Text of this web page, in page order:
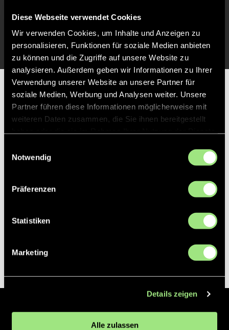
Diese Webseite verwendet Cookies
Wir verwenden Cookies, um Inhalte und Anzeigen zu
personalisieren, Funktionen für soziale Medien anbieten
zu können und die Zugriffe auf unsere Website zu
analysieren. Außerdem geben wir Informationen zu Ihrer
Verwendung unserer Website an unsere Partner für
soziale Medien, Werbung und Analysen weiter. Unsere
Partner führen diese Informationen möglicherweise mit
weiteren Daten zusammen, die Sie ihnen bereitgestellt
Notwendig
Präferenzen
Statistiken
Marketing
Details zeigen
Alle zulassen
Partner
Der Hockeyliga e.V. ist verantwortlich für die Organisation und